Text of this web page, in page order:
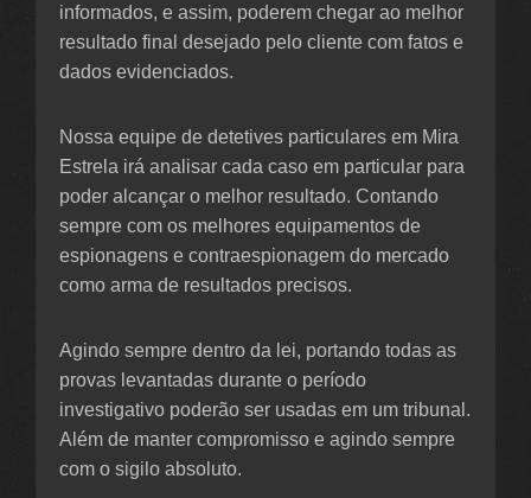
informados, e assim, poderem chegar ao melhor
resultado final desejado pelo cliente com fatos e
dados evidenciados.
Nossa equipe de detetives particulares em Mira
Estrela irá analisar cada caso em particular para
poder alcançar o melhor resultado. Contando
sempre com os melhores equipamentos de
espionagens e contraespionagem do mercado
como arma de resultados precisos.
Agindo sempre dentro da lei, portando todas as
provas levantadas durante o período
investigativo poderão ser usadas em um tribunal.
Além de manter compromisso e agindo sempre
com o sigilo absoluto.